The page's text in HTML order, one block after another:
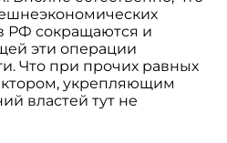
РФ сокращаются и
эти операции
Что при прочих равных
укрепляющим
властей тут не